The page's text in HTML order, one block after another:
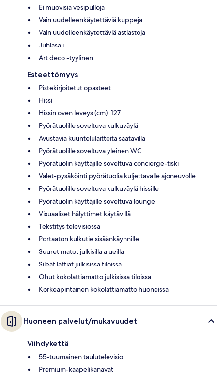
Ei muovisia vesipulloja
Vain uudelleenkäytettäviä kuppeja
Vain uudelleenkäytettäviä astiastoja
Juhlasali
Art deco -tyylinen
Esteettömyys
Pistekirjoitetut opasteet
Hissi
Hissin oven leveys (cm): 127
Pyörätuolille soveltuva kulkuväylä
Avustavia kuuntelulaitteita saatavilla
Pyörätuolille soveltuva yleinen WC
Pyörätuolin käyttäjille soveltuva concierge-tiski
Valet-pysäköinti pyörätuolia kuljettavalle ajoneuvolle
Pyörätuolille soveltuva kulkuväylä hissille
Pyörätuolin käyttäjille soveltuva lounge
Visuaaliset hälyttimet käytävillä
Tekstitys televisiossa
Portaaton kulkutie sisäänkäynnille
Suuret matot julkisilla alueilla
Sileät lattiat julkisissa tiloissa
Ohut kokolattiamatto julkisissa tiloissa
Korkeapintainen kokolattiamatto huoneissa
Huoneen palvelut/mukavuudet
Viihdykettä
55-tuumainen taulutelevisio
Premium-kaapelikanavat